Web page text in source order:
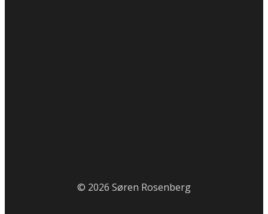
© 2026 Søren Rosenberg